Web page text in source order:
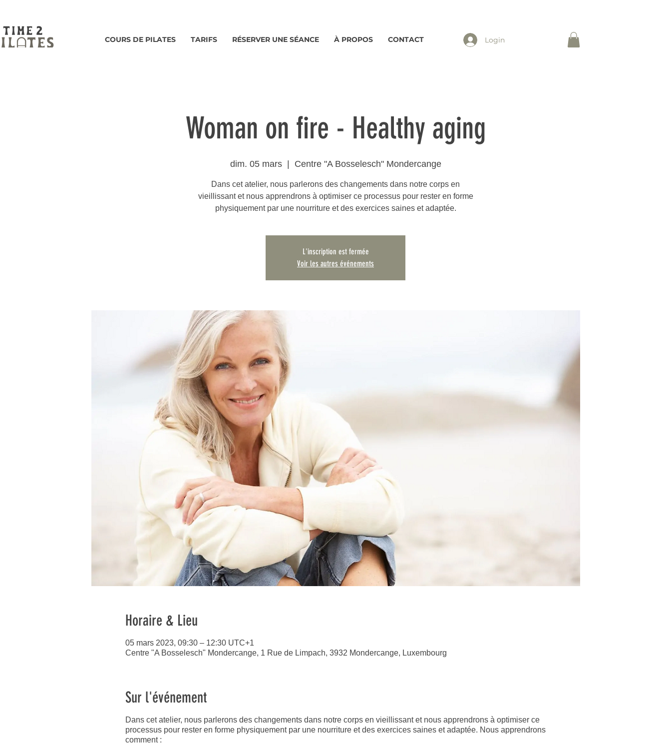
COURS DE PILATES TARIFS RÉSERVER UNE SÉANCE À PROPOS CONTACT Login
Woman on fire - Healthy aging
dim. 05 mars
  |
Centre "A Bosselesch" Mondercange
Dans cet atelier, nous parlerons des changements dans notre corps en
vieillissant et nous apprendrons à optimiser ce processus pour rester en forme
physiquement par une nourriture et des exercices saines et adaptée.
L'inscription est fermée
Voir les autres événements
Horaire & Lieu
05 mars 2023, 09:30 – 12:30 UTC+1
Centre "A Bosselesch" Mondercange, 1 Rue de Limpach, 3932 Mondercange, Luxembourg
Sur l'événement
Dans cet atelier, nous parlerons des changements dans notre corps en vieillissant et nous apprendrons à optimiser ce
processus pour rester en forme physiquement par une nourriture et des exercices saines et adaptée. Nous apprendrons
comment :